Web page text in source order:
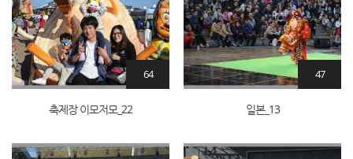
축제장 이모저모_22
64
일본_13
47